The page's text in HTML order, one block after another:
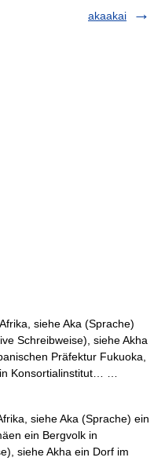
akaakai
siehe Aka (Sprache)
Schreibweise), siehe Akha
Präfektur Fukuoka,
Konsortialinstitut… …
siehe Aka (Sprache) ein
ein Bergvolk in
siehe Akha ein Dorf im